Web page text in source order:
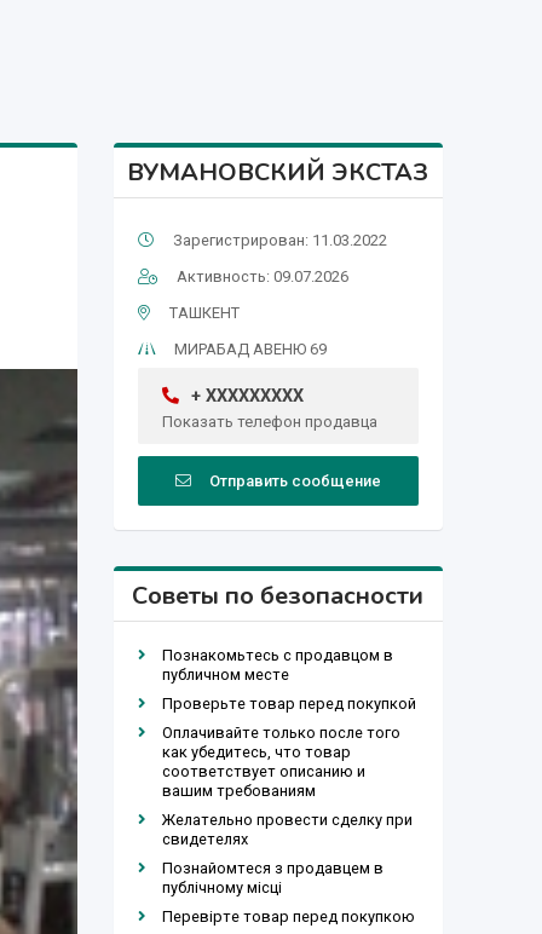
ВУМАНОВСКИЙ ЭКСТАЗ
Зарегистрирован: 11.03.2022
Активность: 09.07.2026
ТАШКЕНТ
МИРАБАД АВЕНЮ 69
+ XXXXXXXXX
Показать телефон продавца
Отправить сообщение
Советы по безопасности
Познакомьтесь с продавцом в
публичном месте
Проверьте товар перед покупкой
Оплачивайте только после того
как убедитесь, что товар
соответствует описанию и
вашим требованиям
Желательно провести сделку при
свидетелях
Познайомтеся з продавцем в
публічному місці
Перевірте товар перед покупкою